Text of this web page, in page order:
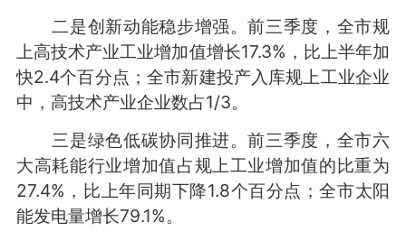
二是创新动能稳步增强。前三季度，全市规
上高技术产业工业增加值增长17.3%，比上半年加
快2.4个百分点；全市新建投产入库规上工业企业
中，高技术产业企业数占1/3。
三是绿色低碳协同推进。前三季度，全市六
大高耗能行业增加值占规上工业增加值的比重为
27.4%，比上年同期下降1.8个百分点；全市太阳
能发电量增长79.1%。